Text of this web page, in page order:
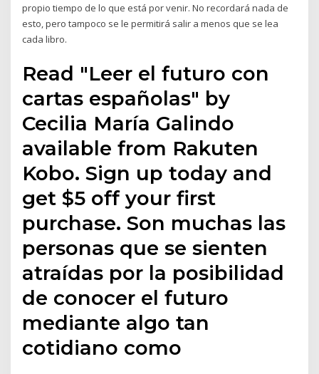
propio tiempo de lo que está por venir. No recordará nada de
esto, pero tampoco se le permitirá salir a menos que se lea
cada libro.
Read "Leer el futuro con
cartas españolas" by
Cecilia María Galindo
available from Rakuten
Kobo. Sign up today and
get $5 off your first
purchase. Son muchas las
personas que se sienten
atraídas por la posibilidad
de conocer el futuro
mediante algo tan
cotidiano como